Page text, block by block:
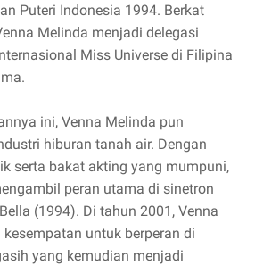
Puteri Indonesia 1994. Berkat
Melinda menjadi delegasi
Miss Universe di Filipina
ini, Venna Melinda pun
hiburan tanah air. Dengan
serta bakat akting yang mumpuni,
peran utama di sinetron
(1994). Di tahun 2001, Venna
untuk berperan di
yang kemudian menjadi